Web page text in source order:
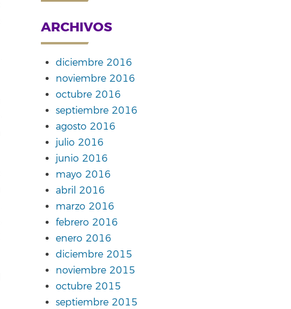
ARCHIVOS
diciembre 2016
noviembre 2016
octubre 2016
septiembre 2016
agosto 2016
julio 2016
junio 2016
mayo 2016
abril 2016
marzo 2016
febrero 2016
enero 2016
diciembre 2015
noviembre 2015
octubre 2015
septiembre 2015